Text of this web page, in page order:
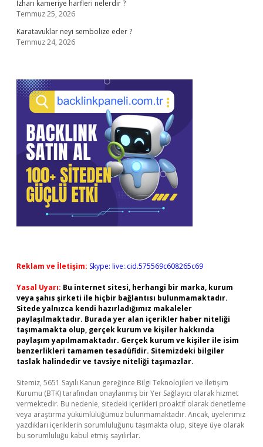
Izharı kameriye harfleri nelerdir ?
Temmuz 25, 2026
Karatavuklar neyi sembolize eder ?
Temmuz 24, 2026
Reklam ve İletişim: Skype: live:.cid.575569c608265c69
Yasal Uyarı: Bu internet sitesi, herhangi bir marka, kurum
veya şahıs şirketi ile hiçbir bağlantısı bulunmamaktadır.
Sitede yalnızca kendi hazırladığımız makaleler
paylaşılmaktadır. Burada yer alan içerikler haber niteliği
taşımamakta olup, gerçek kurum ve kişiler hakkında
paylaşım yapılmamaktadır. Gerçek kurum ve kişiler ile isim
benzerlikleri tamamen tesadüfidir. Sitemizdeki bilgiler
taslak halindedir ve tavsiye niteliği taşımazlar.
Sitemiz, 5651 Sayılı Kanun gereğince Bilgi Teknolojileri ve İletişim
Kurumu (BTK) tarafından onaylanmış bir Yer Sağlayıcı olarak hizmet
vermektedir. Bu nedenle, sitedeki içerikleri proaktif olarak denetleme
veya araştırma yükümlülüğümüz bulunmamaktadır. Ancak, üyelerimiz
yazdıkları içeriklerin sorumluluğunu taşımakta olup, siteye üye olarak
bu sorumluluğu kabul etmiş sayılırlar.